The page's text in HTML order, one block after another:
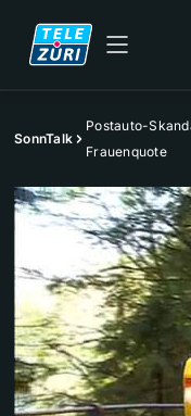
SonnTalk
Postauto-
Frauenquote